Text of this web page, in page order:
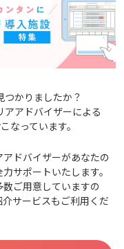
つかりましたか？
アドバイザーによる
なっています。
ドバイザーがあなたの
サポートいたします。
ご用意していますの
介サービスもご利用くだ